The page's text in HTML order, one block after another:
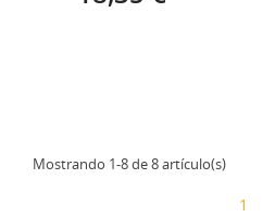
Mostrando 1-8 de 8 artículo(s)
1